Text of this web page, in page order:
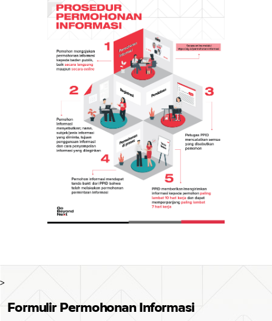
>
Formulir Permohonan Informasi